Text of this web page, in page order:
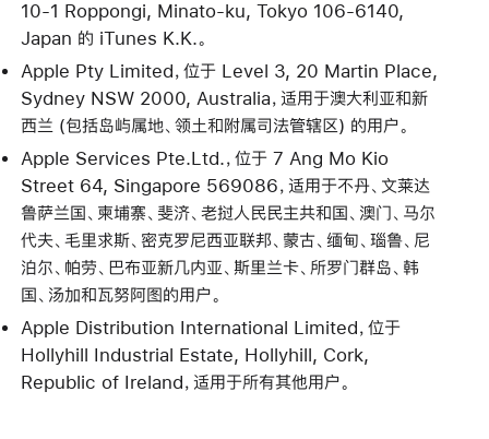
10-1 Roppongi, Minato-ku, Tokyo 106-6140,
Japan 的 iTunes K.K.。
Apple Pty Limited，位于 Level 3, 20 Martin Place,
Sydney NSW 2000, Australia，适用于澳大利亚和新
西兰 (包括岛屿属地、领土和附属司法管辖区) 的用户。
Apple Services Pte.Ltd.，位于 7 Ang Mo Kio
Street 64, Singapore 569086，适用于不丹、文莱达
鲁萨兰国、柬埔寨、斐济、老挝人民民主共和国、澳门、马尔
代夫、毛里求斯、密克罗尼西亚联邦、蒙古、缅甸、瑙鲁、尼
泊尔、帕劳、巴布亚新几内亚、斯里兰卡、所罗门群岛、韩
国、汤加和瓦努阿图的用户。
Apple Distribution International Limited，位于
Hollyhill Industrial Estate, Hollyhill, Cork,
Republic of Ireland，适用于所有其他用户。